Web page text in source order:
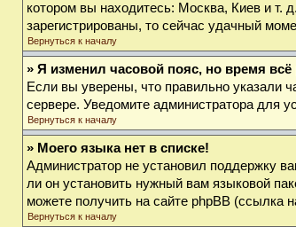
котором вы находитесь: Москва, Киев и т.
зарегистрированы, то сейчас удачный
Вернуться к началу
» Я изменил часовой пояс, но время
Если вы уверены, что правильно указали
сервере. Уведомите администратора для
Вернуться к началу
» Моего языка нет в списке!
Администратор не установил поддержку
ли он установить нужный вам языковой
можете получить на сайте phpBB (ссылка
Вернуться к началу